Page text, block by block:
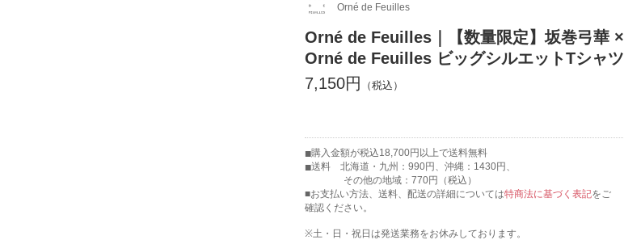
Orné de Feuilles
Orné de Feuilles｜【数量限定】坂巻弓華 ×
Orné de Feuilles ビッグシルエットTシャツ
7,150円
購入金額が税込18,700円以上で送料無料
送料 北海道・九州：990円、沖縄：1430円、
その他の地域：770円（税込）
■お支払い方法、送料、配送の詳細については特商法に基づく表記をご
確認ください。
※土・日・祝日は発送業務をお休みしております。